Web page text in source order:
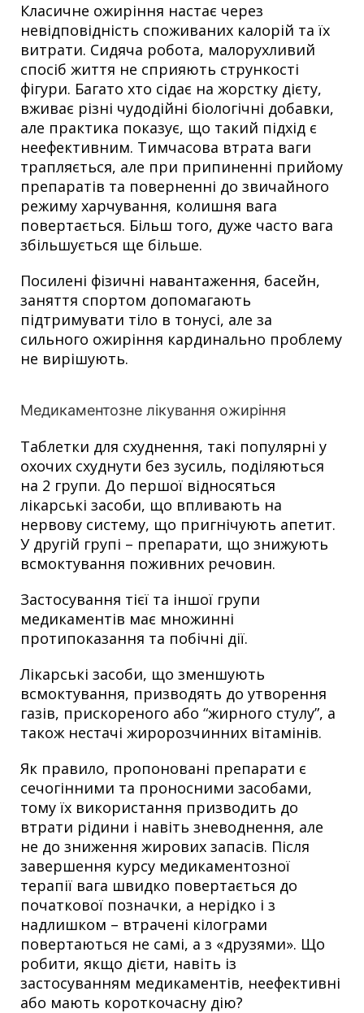
Класичне ожиріння настає через
невідповідність споживаних калорій та їх
витрати. Сидяча робота, малорухливий
спосіб життя не сприяють стрункості
фігури. Багато хто сідає на жорстку дієту,
вживає різні чудодійні біологічні добавки,
але практика показує, що такий підхід є
неефективним. Тимчасова втрата ваги
трапляється, але при припиненні прийому
препаратів та поверненні до звичайного
режиму харчування, колишня вага
повертається. Більш того, дуже часто вага
збільшується ще більше.
Посилені фізичні навантаження, басейн,
заняття спортом допомагають
підтримувати тіло в тонусі, але за
сильного ожиріння кардинально проблему
не вирішують.
Медикаментозне лікування ожиріння
Таблетки для схуднення, такі популярні у
охочих схуднути без зусиль, поділяються
на 2 групи. До першої відносяться
лікарські засоби, що впливають на
нервову систему, що пригнічують апетит.
У другій групі – препарати, що знижують
всмоктування поживних речовин.
Застосування тієї та іншої групи
медикаментів має множинні
протипоказання та побічні дії.
Лікарські засоби, що зменшують
всмоктування, призводять до утворення
газів, прискореного або “жирного стулу”, а
також нестачі жиророзчинних вітамінів.
Як правило, пропоновані препарати є
сечогінними та проносними засобами,
тому їх використання призводить до
втрати рідини і навіть зневоднення, але
не до зниження жирових запасів. Після
завершення курсу медикаментозної
терапії вага швидко повертається до
початкової позначки, а нерідко і з
надлишком – втрачені кілограми
повертаються не самі, а з «друзями». Що
робити, якщо дієти, навіть із
застосуванням медикаментів, неефективні
або мають короткочасну дію?